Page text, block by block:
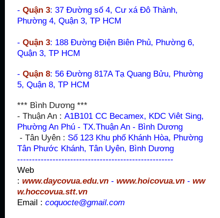
- Quận 3: 37 Đường số 4, Cư xá Đô Thành,
Phường 4, Quận 3, TP HCM
- Quận 3: 188 Đường Điện Biên Phủ, Phường 6,
Quận 3, TP HCM
- Quận 8: 56 Đường 817A Tạ Quang Bửu, Phường
5, Quận 8, TP HCM
*** Bình Dương ***
- Thuận An : A1B101 CC Becamex, KDC Viêt Sing,
Phường An Phú - TX.Thuận An - Bình Dương
- Tân Uyên : Số 123 Khu phố Khánh Hòa, Phường
Tân Phước Khánh, Tân Uyên, Bình Dương
-----------------------------------------------------
Web
: www.daycovua.edu.vn - www.hoicovua.vn - ww
w.hoccovua.stt.vn
Email : coquocte@gmail.com